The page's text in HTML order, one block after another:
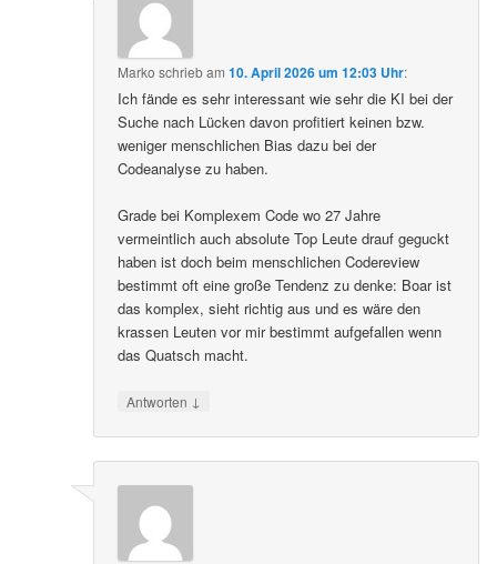
Marko schriebam10. April 2026 um 12:03 Uhr:
Ich fände es sehr interessant wie sehr die KI bei der
Suche nach Lücken davon profitiert keinen bzw.
weniger menschlichen Bias dazu bei der
Codeanalyse zu haben.
Grade bei Komplexem Code wo 27 Jahre
vermeintlich auch absolute Top Leute drauf geguckt
haben ist doch beim menschlichen Codereview
bestimmt oft eine große Tendenz zu denke: Boar ist
das komplex, sieht richtig aus und es wäre den
krassen Leuten vor mir bestimmt aufgefallen wenn
das Quatsch macht.
Antworten ↓